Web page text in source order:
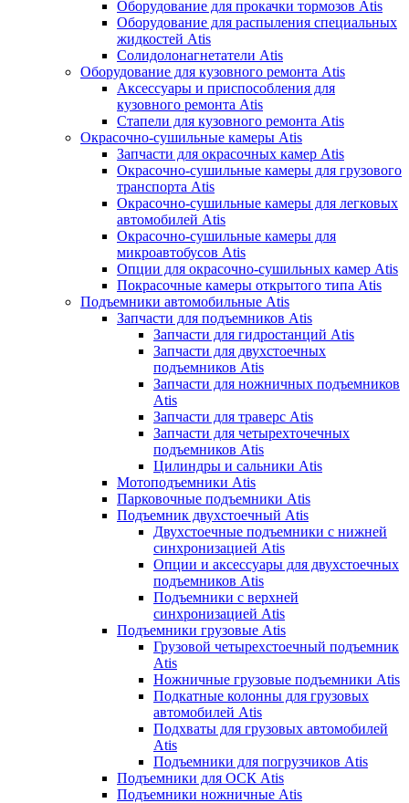
Оборудование для прокачки тормозов Atis
Оборудование для распыления специальных
жидкостей Atis
Солидолонагнетатели Atis
Оборудование для кузовного ремонта Atis
Аксессуары и приспособления для
кузовного ремонта Atis
Стапели для кузовного ремонта Atis
Окрасочно-сушильные камеры Atis
Запчасти для окрасочных камер Atis
Окрасочно-сушильные камеры для грузового
транспорта Atis
Окрасочно-сушильные камеры для легковых
автомобилей Atis
Окрасочно-сушильные камеры для
микроавтобусов Atis
Опции для окрасочно-сушильных камер Atis
Покрасочные камеры открытого типа Atis
Подъемники автомобильные Atis
Запчасти для подъемников Atis
Запчасти для гидростанций Atis
Запчасти для двухстоечных
подъемников Atis
Запчасти для ножничных подъемников
Atis
Запчасти для траверс Atis
Запчасти для четырехточечных
подъемников Atis
Цилиндры и сальники Atis
Мотоподъемники Atis
Парковочные подъемники Atis
Подъемник двухстоечный Atis
Двухстоечные подъемники с нижней
синхронизацией Atis
Опции и аксессуары для двухстоечных
подъемников Atis
Подъемники с верхней
синхронизацией Atis
Подъемники грузовые Atis
Грузовой четырехстоечный подъемник
Atis
Ножничные грузовые подъемники Atis
Подкатные колонны для грузовых
автомобилей Atis
Подхваты для грузовых автомобилей
Atis
Подъемники для погрузчиков Atis
Подъемники для ОСК Atis
Подъемники ножничные Atis